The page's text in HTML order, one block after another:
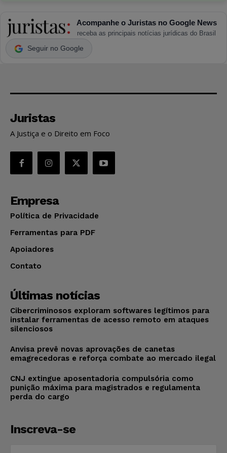
Acompanhe o Juristas no Google News
receba as principais notícias jurídicas do Brasil
Seguir no Google
Juristas
A Justiça e o Direito em Foco
Empresa
Política de Privacidade
Ferramentas para PDF
Apoiadores
Contato
Últimas notícias
Cibercriminosos exploram softwares legítimos para
instalar ferramentas de acesso remoto em ataques
silenciosos
Anvisa prevê novas aprovações de canetas
emagrecedoras e reforça combate ao mercado ilegal
CNJ extingue aposentadoria compulsória como
punição máxima para magistrados e regulamenta
perda do cargo
Inscreva-se